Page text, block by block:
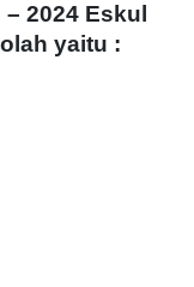
2024 Eskul
yaitu :